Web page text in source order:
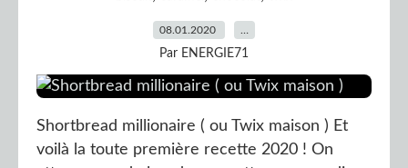
08.01.2020
Par ENERGIE71
Shortbread millionaire ( ou Twix maison ) Et
voilà la toute première recette 2020 ! On